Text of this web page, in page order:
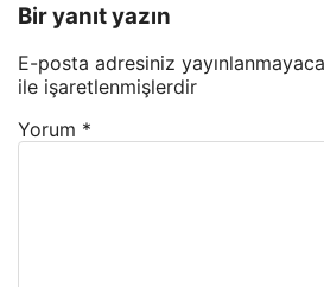
Bir yanıt yazın
E-posta adresiniz
ile işaretlenmişlerdir
Yorum *